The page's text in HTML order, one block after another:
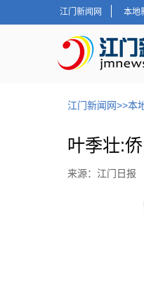
江门新闻网 本地
江门新闻网>>本
叶季壮:
来源：江门日